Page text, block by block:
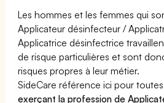
Les hommes et les femmes qui
Applicateur désinfecteur /
Applicatrice désinfectrice
de risque particulières et sont
risques propres à leur métier.
SideCare référence ici pour
exerçant la profession de